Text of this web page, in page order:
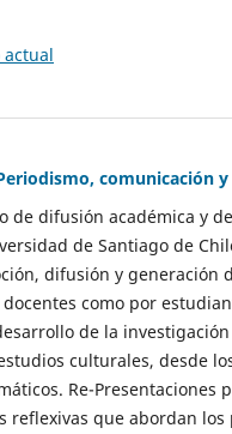
comunicación y
de difusión académica y
de Santiago de
difusión y generación
como por
de la
culturales, desde
Re-Presentaciones
reflexivas que abordan